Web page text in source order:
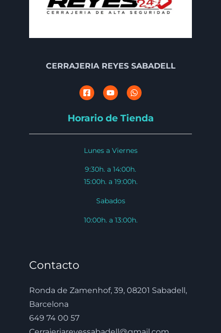
CERRAJERIA REYES SABADELL
Horario de Tienda
Lunes a Viernes
9:30h. a 14:00h.
15:00h. a 19:00h.
Sabados
10:00h. a 13:00h.
Contacto
Ronda de Zamenhof, 39, 08201 Sabadell,
Barcelona
649 74 00 57